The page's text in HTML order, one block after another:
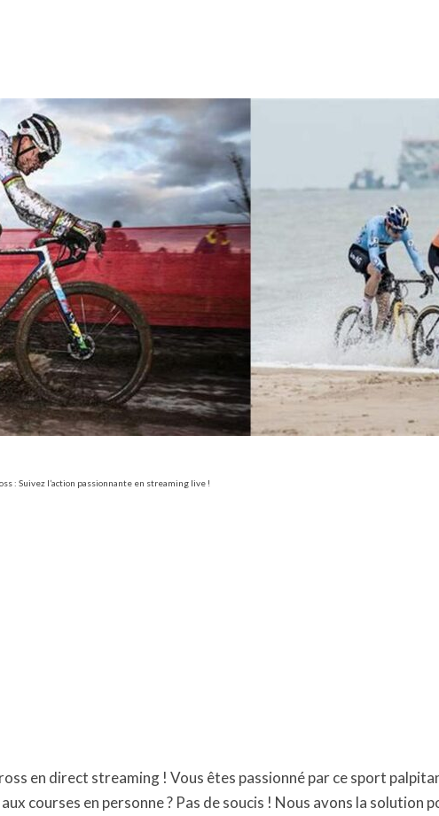
: Suivez l’action passionnante en streaming live !
en direct streaming ! Vous êtes passionné par ce sport
courses en personne ? Pas de soucis ! Nous avons la solution